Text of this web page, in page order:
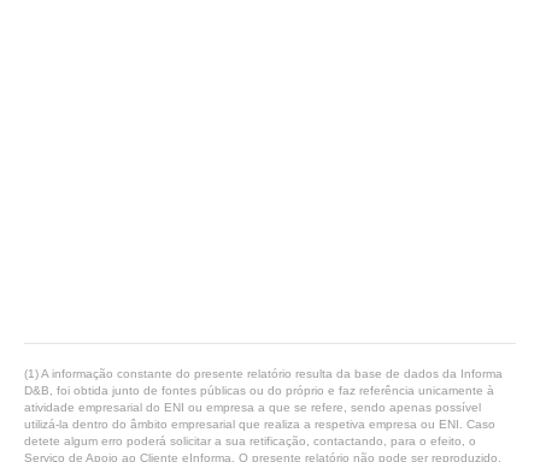
(1) A informação constante do presente relatório resulta da base de dados da Informa
D&B, foi obtida junto de fontes públicas ou do próprio e faz referência unicamente à
atividade empresarial do ENI ou empresa a que se refere, sendo apenas possível
utilizá-la dentro do âmbito empresarial que realiza a respetiva empresa ou ENI. Caso
detete algum erro poderá solicitar a sua retificação, contactando, para o efeito, o
Serviço de Apoio ao Cliente eInforma. O presente relatório não pode ser reproduzido,